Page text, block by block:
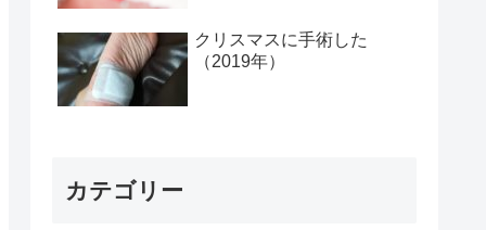
クリスマスに手術した
（2019年）
カテゴリー